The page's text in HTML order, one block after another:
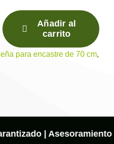
Añadir al
carrito
para encastre de 70 cm,
| Asesoramiento